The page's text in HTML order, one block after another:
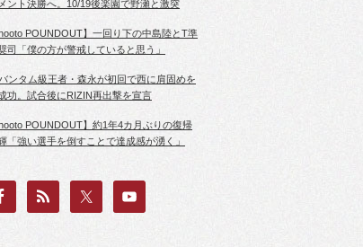
ント決勝へ。10/19後楽園で野瀬と激突
POUNDOUT】一回り下の中島陸とT準
司「僕の方が警戒していると思う」
ンタム級王者・森永が初回で西に肩固めを
功。試合後にRIZIN再出撃を宣言
POUNDOUT】約1年4カ月ぶりの復帰
「強い選手を倒すことで達成感が湧く」